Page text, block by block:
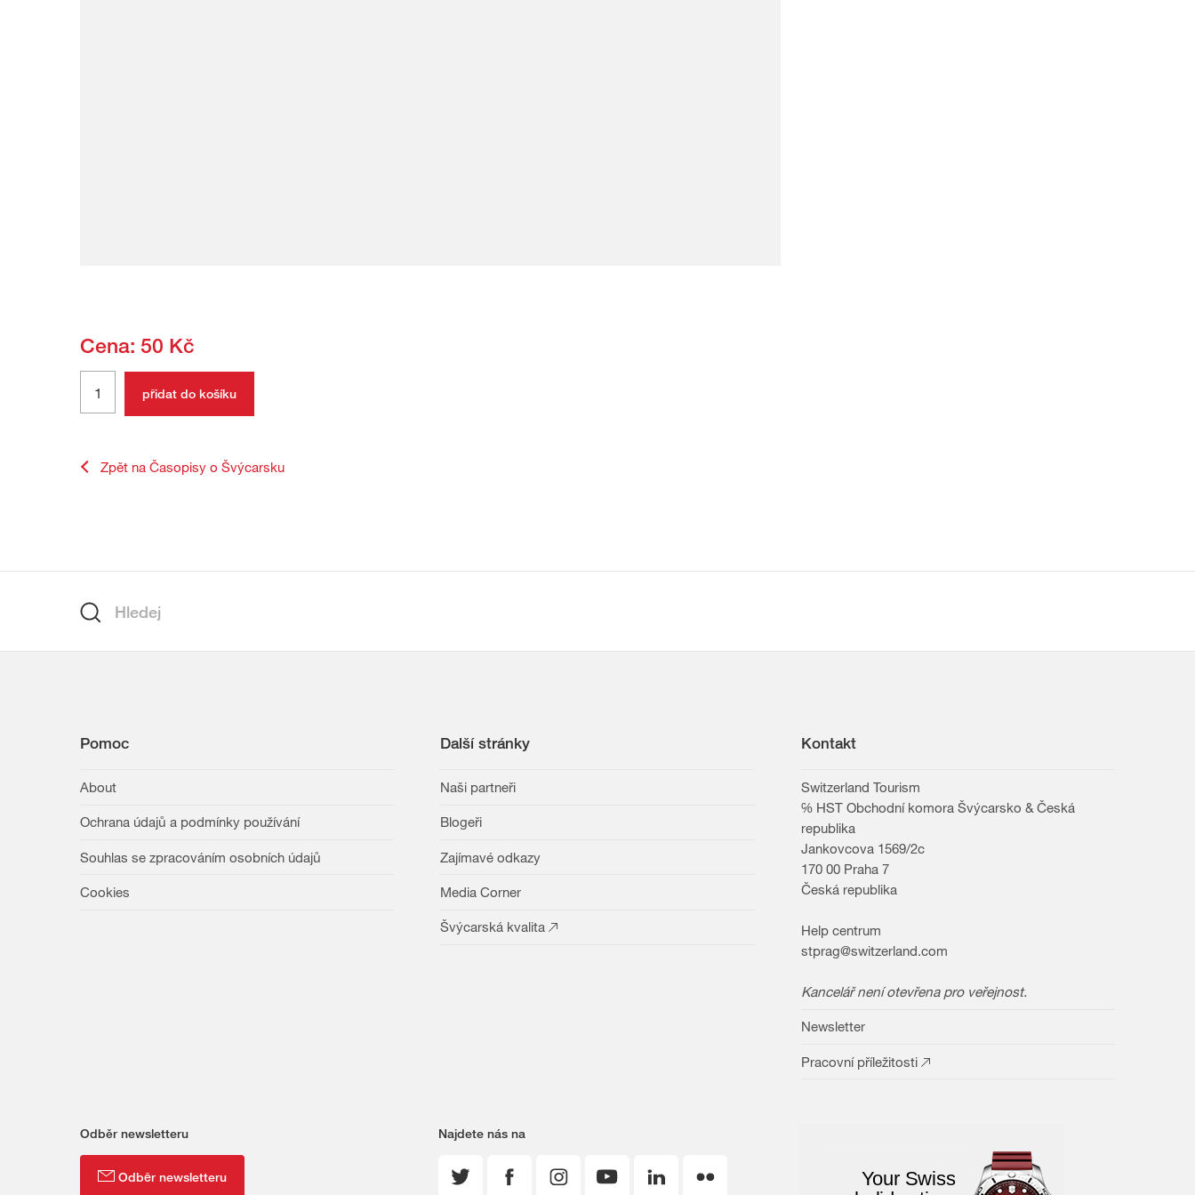
Cena: 50 Kč
Zpět na Časopisy o Švýcarsku
HledáníHledej
Pomoc
About
Ochrana údajů a podmínky používání
Souhlas se zpracováním osobních údajů
Cookies
Další stránky
Naši partneři
Blogeři
Zajímavé odkazy
Media Corner
Švýcarská kvalita
Kontakt
Switzerland Tourism
℅ HST Obchodní komora Švýcarsko & Česká
republika
Jankovcova 1569/2c
170 00 Praha 7
Česká republika
Help centrum
stprag@switzerland.com
Kancelář není otevřena pro veřejnost.
Newsletter
Pracovní příležitosti
Odběr newsletteru
Odběr newsletteru
Najdete nás na
Twitter FacebookInstagramYouTube LinkedIn Flickr
Your Swiss